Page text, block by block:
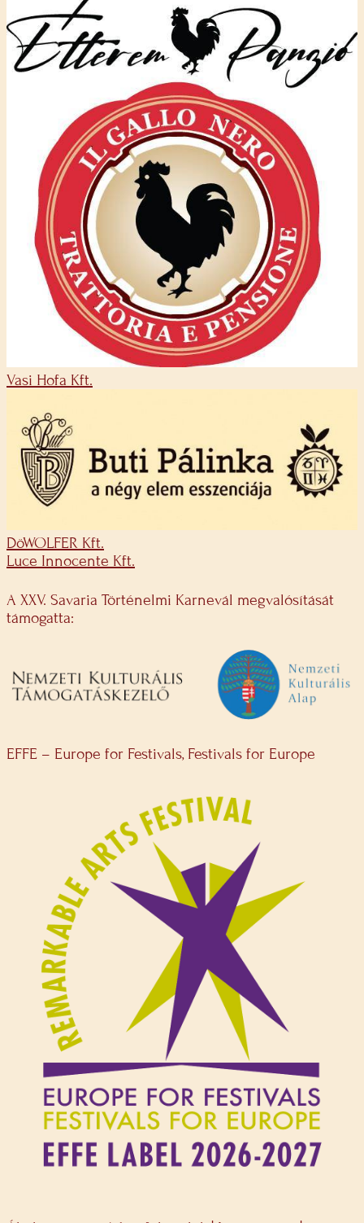
Vasi Hofa Kft.
DöWOLFER Kft.
Luce Innocente Kft.
A XXV. Savaria Történelmi Karnevál megvalósítását
támogatta:
EFFE – Europe for Festivals, Festivals for Europe